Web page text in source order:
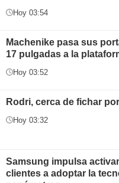
Hoy 03:54
Machenike pasa sus
17 pulgadas a la
Hoy 03:52
Rodri, cerca de fichar
Hoy 03:32
Samsung impulsa
clientes a adoptar la